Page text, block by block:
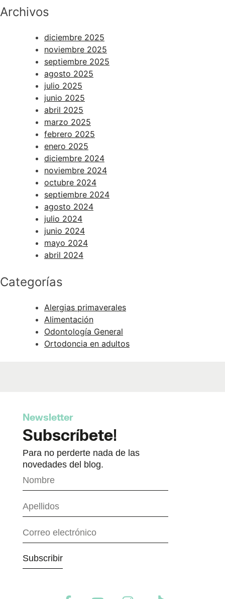
Archivos
diciembre 2025
noviembre 2025
septiembre 2025
agosto 2025
julio 2025
junio 2025
abril 2025
marzo 2025
febrero 2025
enero 2025
diciembre 2024
noviembre 2024
octubre 2024
septiembre 2024
agosto 2024
julio 2024
junio 2024
mayo 2024
abril 2024
Categorías
Alergias primaverales
Alimentación
Odontología General
Ortodoncia en adultos
Newsletter
Subscríbete!
Para no perderte nada de las
novedades del blog.
Subscribir